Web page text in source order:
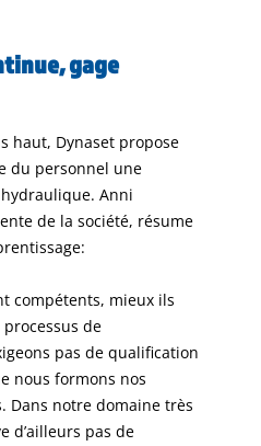
gage
haut, Dynaset propose
du personnel une
Anni
de la société, résume
compétents, mieux ils
de
pas de qualification
nous formons nos
Dans notre domaine très
d’ailleurs pas de